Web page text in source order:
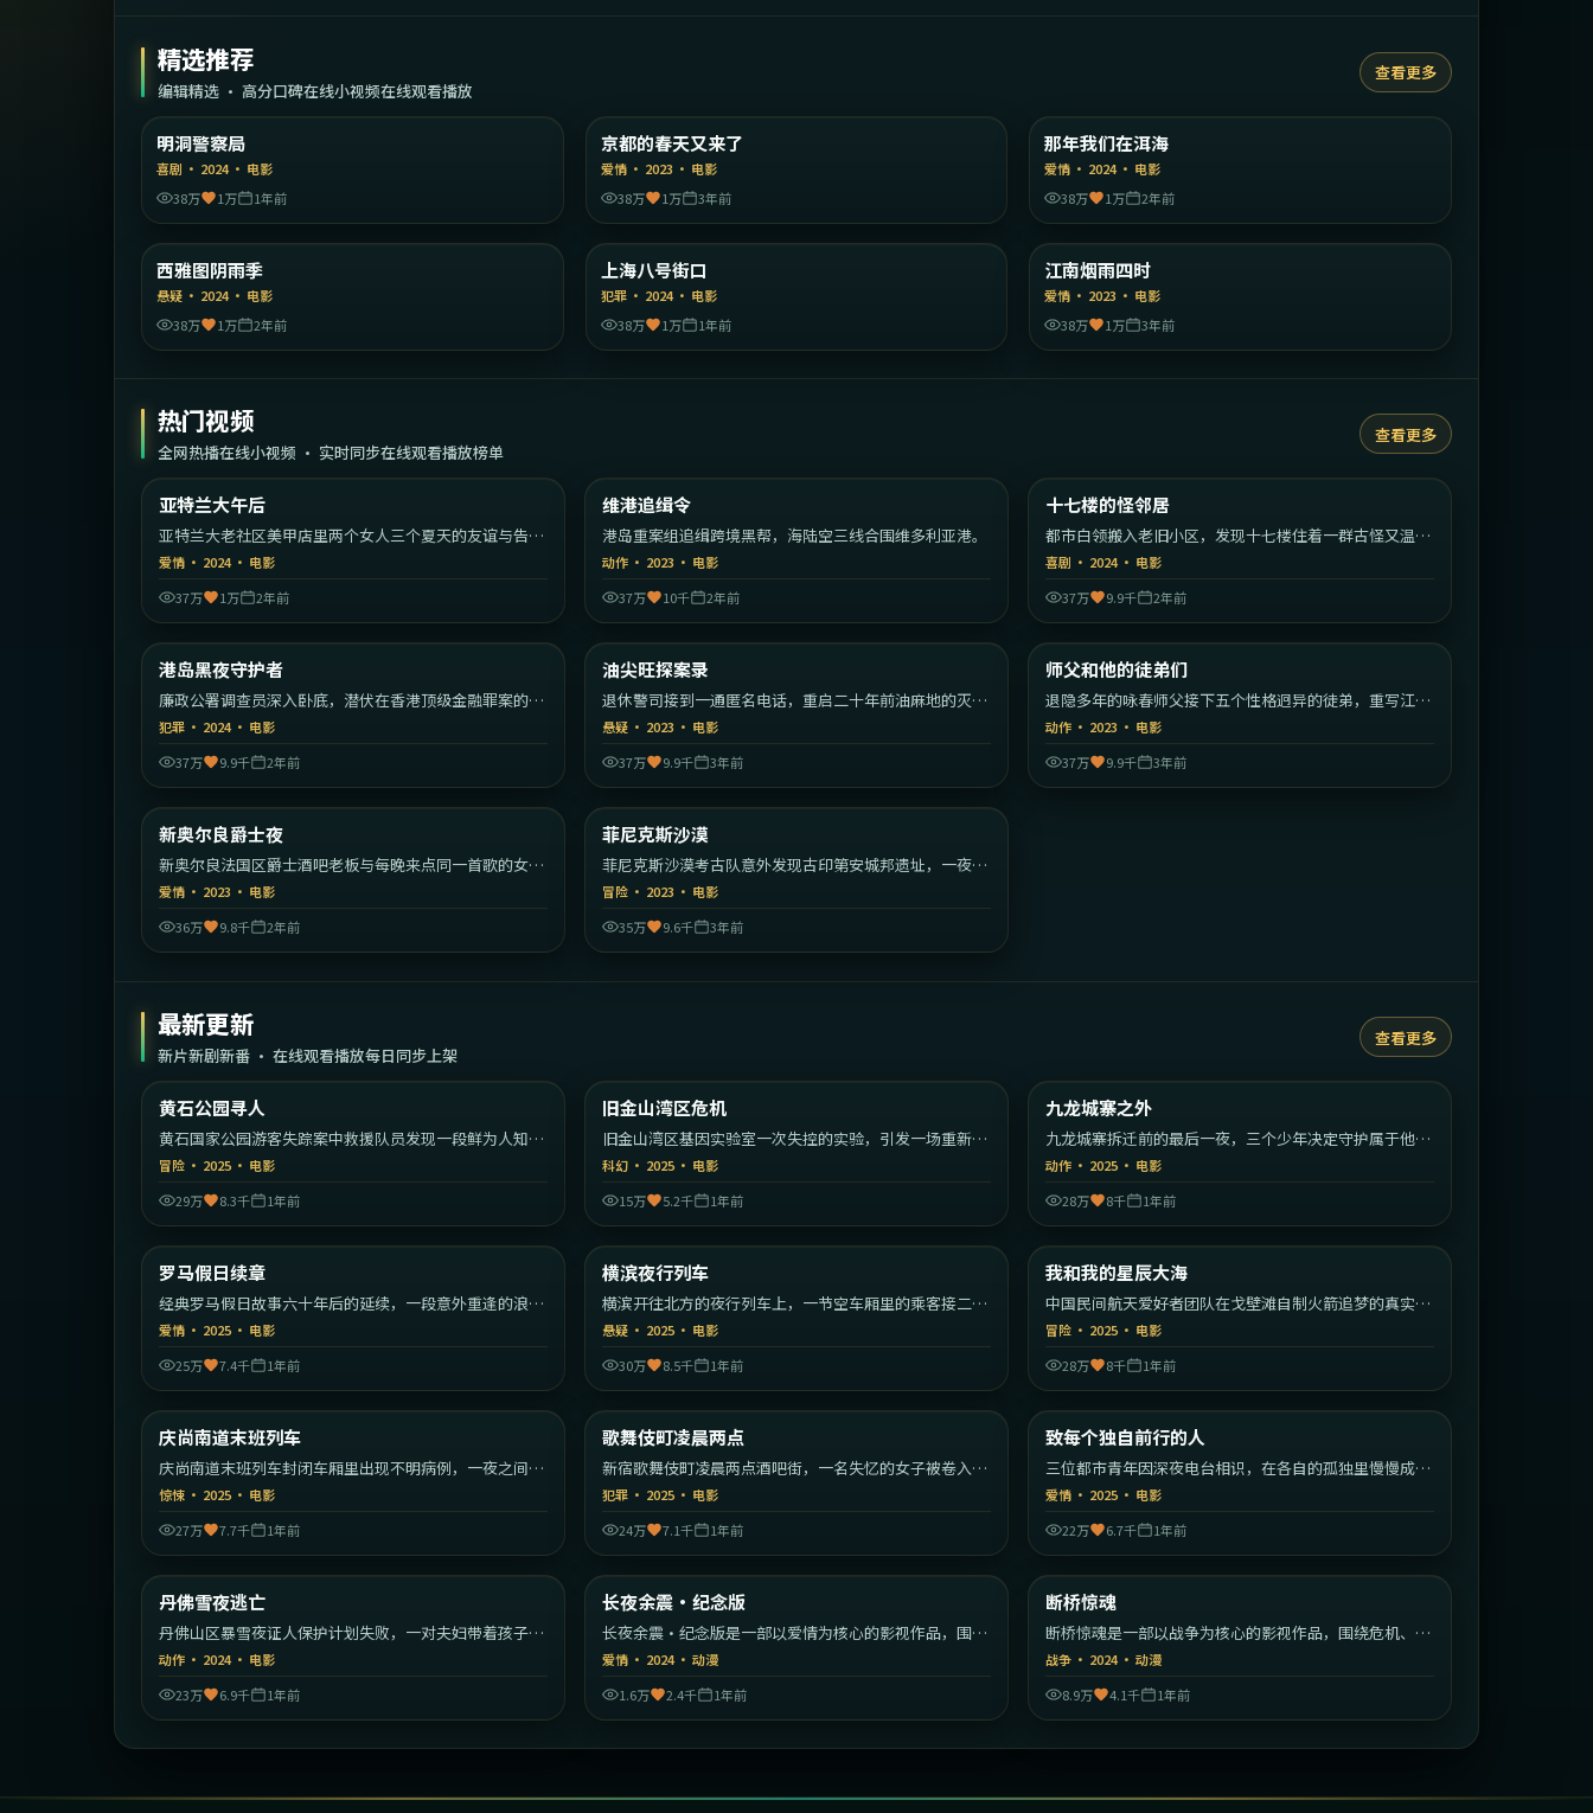
精选推荐
编辑精选 · 高分口碑在线小视频在线观看播放
查看更多
精选
明洞警察局
喜剧 · 2024· 电影
38万
1万 1年前
精选
京都的春天又来了
爱情· 2023 · 电影
38万
1万 3年前
精选
2:19:15
那年我们在洱海
爱情 · 2024· 电影
38万
1万 2年前
精选
西雅图阴雨季
悬疑· 2024· 电影
38万
1万 2年前
精选
上海八号街口
犯罪· 2024· 电影
38万
1万 1年前
精选
江南烟雨四时
爱情 · 2023 · 电影
38万
1万 3年前
热门视频
全网热播在线小视频 · 实时同步在线观看播放榜单
查看更多
热门
2:22:52
亚特兰大午后
亚特兰大老社区美甲店里两个女人三个夏天的友谊与告
别。
爱情· 2024· 电影
37万
1万 2年前
热门
维港追缉令
港岛重案组追缉跨境黑帮，海陆空三线合围维多利亚港。
动作· 2023 · 电影
37万
10千 2年前
热门
2:19:29
十七楼的怪邻居
都市白领搬入老旧小区，发现十七楼住着一群古怪又温暖
的老北漂邻居。
喜剧 · 2024· 电影
37万
9.9千 2年前
热门
2:17:02
港岛黑夜守护者
廉政公署调查员深入卧底，潜伏在香港顶级金融罪案的核
心。
犯罪· 2024· 电影
37万
9.9千 2年前
热门
2:27:17
油尖旺探案录
退休警司接到一通匿名电话，重启二十年前油麻地的灭门
旧案。
悬疑· 2023 · 电影
37万
9.9千 3年前
热门
2:14:52
师父和他的徒弟们
退隐多年的咏春师父接下五个性格迥异的徒弟，重写江湖
规矩。
动作 · 2023 · 电影
37万
9.9千 3年前
热门
1:55:30
新奥尔良爵士夜
新奥尔良法国区爵士酒吧老板与每晚来点同一首歌的女歌
手。
爱情· 2023 · 电影
36万
9.8千 2年前
热门
2:19:32
菲尼克斯沙漠
菲尼克斯沙漠考古队意外发现古印第安城邦遗址，一夜之
间被陌生武装包围。
冒险· 2023 · 电影
35万
9.6千 3年前
最新更新
新片新剧新番 · 在线观看播放每日同步上架
查看更多
最新
黄石公园寻人
黄石国家公园游客失踪案中救援队员发现一段鲜为人知的
家族秘密。
冒险· 2025· 电影
29万
8.3千 1年前
最新
旧金山湾区危机
旧金山湾区基因实验室一次失控的实验，引发一场重新定
义人类的危机。
科幻· 2025· 电影
15万
5.2千 1年前
最新
1:59:26
九龙城寨之外
九龙城寨拆迁前的最后一夜，三个少年决定守护属于他们
的江湖。
动作 · 2025 · 电影
28万
8千 1年前
最新
罗马假日续章
经典罗马假日故事六十年后的延续，一段意外重逢的浪漫
旅程。
爱情· 2025· 电影
25万
7.4千 1年前
最新
横滨夜行列车
横滨开往北方的夜行列车上，一节空车厢里的乘客接二连
三消失。
悬疑· 2025· 电影
30万
8.5千 1年前
最新
我和我的星辰大海
中国民间航天爱好者团队在戈壁滩自制火箭追梦的真实改
编故事。
冒险 · 2025 · 电影
28万
8千 1年前
最新
庆尚南道末班列车
庆尚南道末班列车封闭车厢里出现不明病例，一夜之间秩
序崩塌。
惊悚· 2025· 电影
27万
7.7千 1年前
最新
歌舞伎町凌晨两点
新宿歌舞伎町凌晨两点酒吧街，一名失忆的女子被卷入帮
派权力斗争。
犯罪· 2025· 电影
24万
7.1千 1年前
最新
致每个独自前行的人
三位都市青年因深夜电台相识，在各自的孤独里慢慢成为
彼此的灯塔。
爱情 · 2025 · 电影
22万
6.7千 1年前
最新
丹佛雪夜逃亡
丹佛山区暴雪夜证人保护计划失败，一对夫妇带着孩子开
始绝命逃亡。
动作· 2024· 电影
23万
6.9千 1年前
最新
长夜余震·纪念版
长夜余震·纪念版是一部以爱情为核心的影视作品，围绕
危机、反转与人物成长展开，整体节奏紧凑，值得推荐观
看。
爱情· 2024· 动漫
1.6万
2.4千 1年前
最新
断桥惊魂
断桥惊魂是一部以战争为核心的影视作品，围绕危机、反
转与人物成长展开，整体节奏紧凑，值得推荐观看。
战争 · 2024·动漫
8.9万
4.1千 1年前